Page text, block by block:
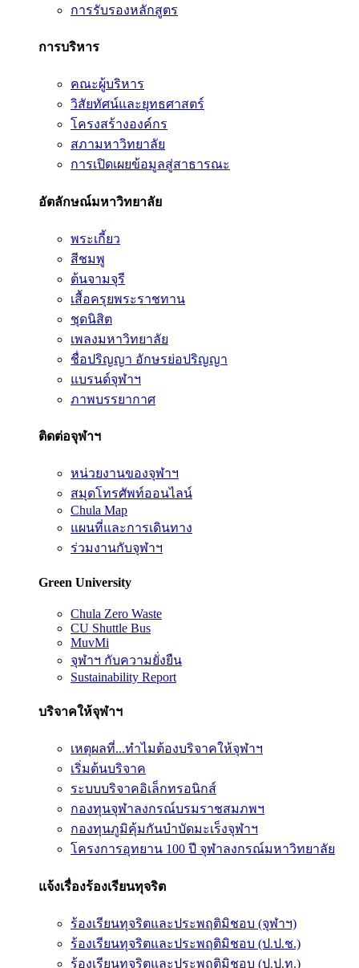
การรับรองหลักสูตร
การบริหาร
คณะผู้บริหาร
วิสัยทัศน์และยุทธศาสตร์
โครงสร้างองค์กร
สภามหาวิทยาลัย
การเปิดเผยข้อมูลสู่สาธารณะ
อัตลักษณ์มหาวิทยาลัย
พระเกี้ยว
สีชมพู
ต้นจามจุรี
เสื้อครุยพระราชทาน
ชุดนิสิต
เพลงมหาวิทยาลัย
ชื่อปริญญา อักษรย่อปริญญา
แบรนด์จุฬาฯ
ภาพบรรยากาศ
ติดต่อจุฬาฯ
หน่วยงานของจุฬาฯ
สมุดโทรศัพท์ออนไลน์
Chula Map
แผนที่และการเดินทาง
ร่วมงานกับจุฬาฯ
Green University
Chula Zero Waste
CU Shuttle Bus
MuvMi
จุฬาฯ กับความยั่งยืน
Sustainability Report
บริจาคให้จุฬาฯ
เหตุผลที่...ทำไมต้องบริจาคให้จุฬาฯ
เริ่มต้นบริจาค
ระบบบริจาคอิเล็กทรอนิกส์
กองทุนจุฬาลงกรณ์บรมราชสมภพฯ
กองทุนภูมิคุ้มกันบำบัดมะเร็งจุฬาฯ
โครงการอุทยาน 100 ปี จุฬาลงกรณ์มหาวิทยาลัย
แจ้งเรื่องร้องเรียนทุจริต
ร้องเรียนทุจริตและประพฤติมิชอบ (จุฬาฯ)
ร้องเรียนทุจริตและประพฤติมิชอบ (ป.ป.ช.)
ร้องเรียนทุจริตและประพฤติมิชอบ (ป.ป.ท.)